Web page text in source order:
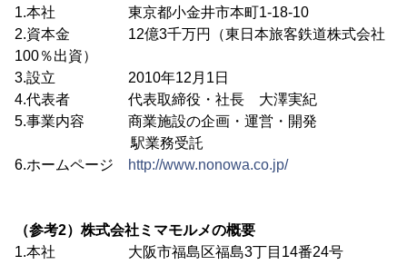
1.本社 東京都小金井市本町1-18-10
2.資本金 12億3千万円（東日本旅客鉄道株式会社
100％出資）
3.設立 2010年12月1日
4.代表者 代表取締役・社長 大澤実紀
5.事業内容 商業施設の企画・運営・開発
駅業務受託
6.ホームページ
http://www.nonowa.co.jp/
（参考2）株式会社ミマモルメの概要
1.本社 大阪市福島区福島3丁目14番24号